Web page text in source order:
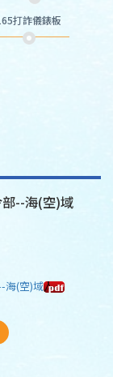
打詐儀錶板
--海(空)域
海(空)域